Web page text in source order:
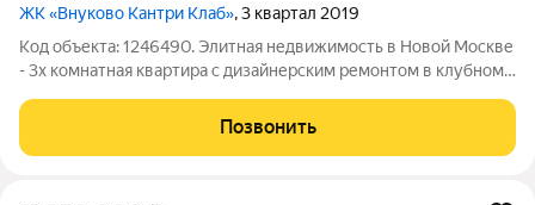
ЖК «Внуково Кантри Клаб», 3 квартал 2019
Код объекта: 1246490. Элитная недвижимость в Новой Москве
- 3х комнатная квартира с дизайнерским ремонтом в клубном
тех кто мечтал о загородной жизни и готов быть в центре
событий, бизнеса,
Позвонить